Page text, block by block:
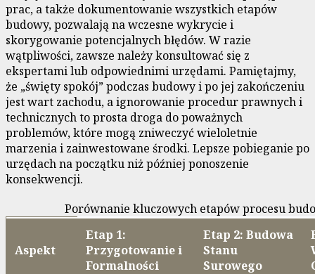
prac, a także dokumentowanie wszystkich etapów
budowy, pozwalają na wczesne wykrycie i
skorygowanie potencjalnych błędów. W razie
wątpliwości, zawsze należy konsultować się z
ekspertami lub odpowiednimi urzędami. Pamiętajmy,
że „święty spokój” podczas budowy i po jej zakończeniu
jest wart zachodu, a ignorowanie procedur prawnych i
technicznych to prosta droga do poważnych
problemów, które mogą zniweczyć wieloletnie
marzenia i zainwestowane środki. Lepsze pobieganie po
urzędach na początku niż później ponoszenie
konsekwencji.
Porównanie kluczowych etapów procesu
Aspekt
Etap 1:
Przygotowanie i
Formalności
Etap 2: Budowa
Stanu
Surowego